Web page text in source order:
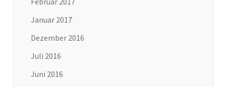
Januar 2017
Dezember 2016
Juli 2016
Juni 2016